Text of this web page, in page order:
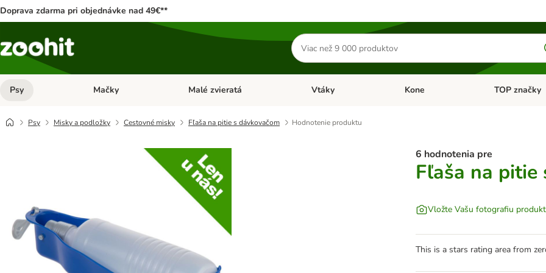
Doprava zdarma pri objednávke nad 49€**
Hľadať
produkty
Psy Otvoriť menu: Psy
Mačky Otvoriť menu: Mačky
Malé zvieratá Otvoriť menu: Malé zvieratá
Vtáky Otvoriť menu: Vtáky
Kone Otvoriť menu:
TOP značky
Psy Misky a podložky Cestovné misky Fľaša na pitie s dávkovačom Hodnotenie produktu
6 hodnotenia pre
Fľaša na pitie
Vložte Vašu fotografiu
This is a stars rating area from